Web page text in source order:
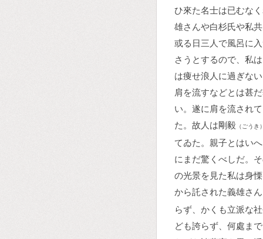
ひ來た名士は已むな
雄さんや白杉氏や私
或る日三人で風呂に
さうとするので、私
は痩せ浪人に過ぎな
肩を流すなどとは甚
い。遂に肩を流され
た。故人は剛毅 （ごうき
てゐた。親子とはい
にまだ驚くべしだ。
の光景を見た私は身
から託された義雄さ
らず、かくも立派な
ども誇らず、何處ま